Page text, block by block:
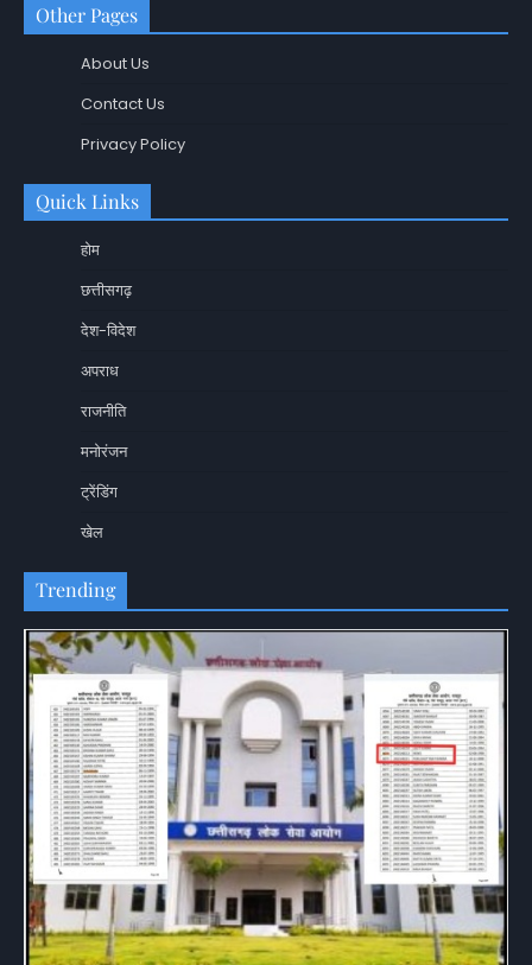
Other Pages
About Us
Contact Us
Privacy Policy
Quick Links
होम
छत्तीसगढ़
देश-विदेश
अपराध
राजनीति
मनोरंजन
ट्रेंडिंग
खेल
Trending